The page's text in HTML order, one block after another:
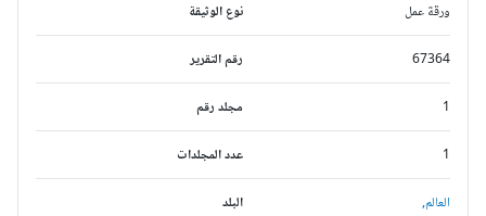
نوع الوثيقة ورقة عمل
رقم التقرير 67364
مجلد رقم
عدد المجلدات
البلد العالم,